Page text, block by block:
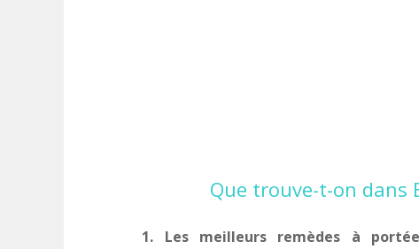
Que trouve-t-on dans
1. Les meilleurs remèdes à